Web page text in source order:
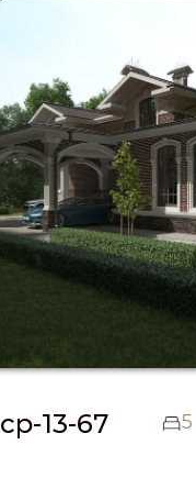
cp-13-67 5